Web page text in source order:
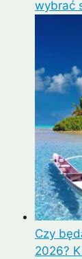
wybrać
Czy
2026?